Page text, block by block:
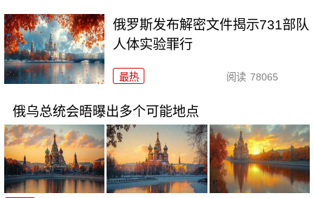
俄罗斯发布解密文件揭示731部队
人体实验罪行
最热 阅读 78065
俄乌总统会晤曝出多个可能地点